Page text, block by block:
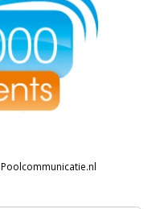
Poolcommunicatie.nl